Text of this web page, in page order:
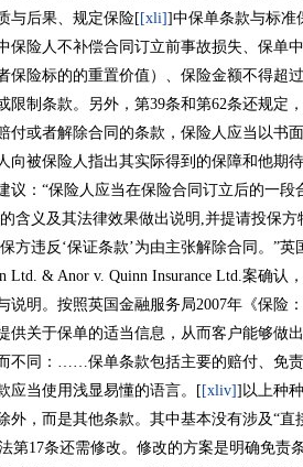
与后果、规定保险[ [xli]]中保单条款与标准
保险人不补偿合同订立前事故损失、保单
保险标的的重置价值）、保险金额不得超
限制条款。另外，第39条和第62条还规定
付或者解除合同的条款，保险人应当以书
向被保险人指出其实际得到的保障和他期
议：“保险人应当在保险合同订立后的一
含义及其法律效果做出说明,并提请投保
方违反‘保证条款’为由主张解除合同。”
Ltd. & Anor v. Quinn Insurance Ltd.案确
说明。按照英国金融服务局2007年《保险
供关于保单的适当信息，从而客户能够做
不同：……保单条款包括主要的赔付、免
应当使用浅显易懂的语言。[ [xliv]]以上种
外，而是其他条款。其中基本没有涉及“直
17条还需修改。修改的方案是明确免责